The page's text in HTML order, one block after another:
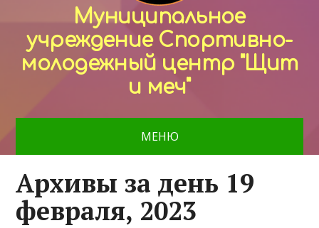
Муниципальное
учреждение Спортивно-
молодежный центр "Щит
и меч"
МЕНЮ
Архивы за день 19
февраля, 2023